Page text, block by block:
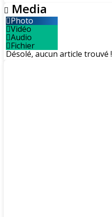
Media
Photo
Vidéo
Audio
Fichier
Désolé, aucun article trouvé !